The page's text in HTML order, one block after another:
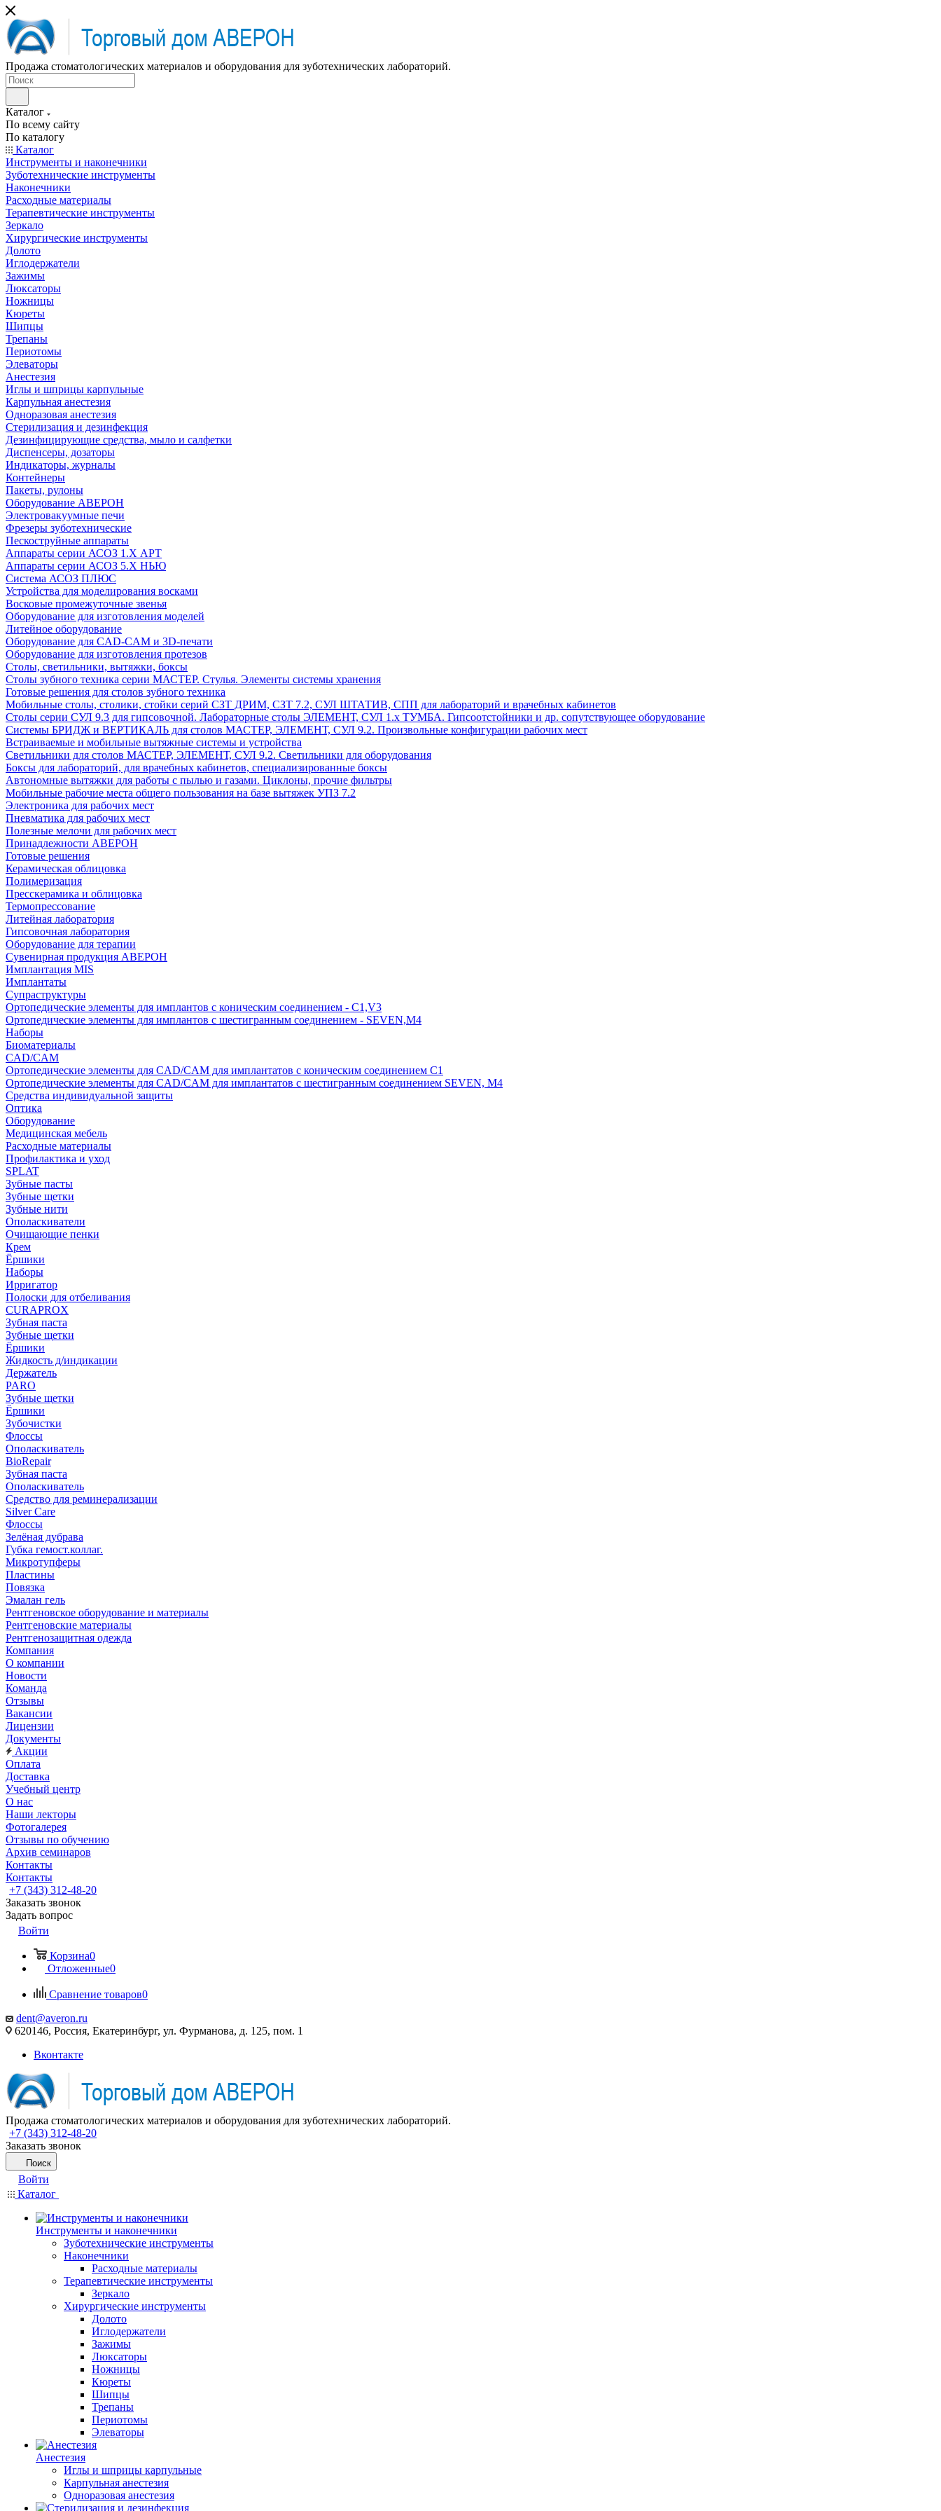
Продажа стоматологических материалов и оборудования для зуботехнических лабораторий.
Каталог
По всему сайту
По каталогу
Каталог
Инструменты и наконечники
Зуботехнические инструменты
Наконечники
Расходные материалы
Терапевтические инструменты
Зеркало
Хирургические инструменты
Долото
Иглодержатели
Зажимы
Люксаторы
Ножницы
Кюреты
Шипцы
Трепаны
Периотомы
Элеваторы
Анестезия
Иглы и шприцы карпульные
Карпульная анестезия
Одноразовая анестезия
Стерилизация и дезинфекция
Дезинфицирующие средства, мыло и салфетки
Диспенсеры, дозаторы
Индикаторы, журналы
Контейнеры
Пакеты, рулоны
Оборудование АВЕРОН
Электровакуумные печи
Фрезеры зуботехнические
Пескоструйные аппараты
Аппараты серии АСОЗ 1.Х АРТ
Аппараты серии АСОЗ 5.Х НЬЮ
Система АСОЗ ПЛЮС
Устройства для моделирования восками
Восковые промежуточные звенья
Оборудование для изготовления моделей
Литейное оборудование
Оборудование для CAD-CAM и 3D-печати
Оборудование для изготовления протезов
Cтолы, светильники, вытяжки, боксы
Столы зубного техника серии МАСТЕР. Стулья. Элементы системы хранения
Готовые решения для столов зубного техника
Мобильные столы, столики, стойки серий СЗТ ДРИМ, СЗТ 7.2, СУЛ ШТАТИВ, СПП для лабораторий и врачебных кабинетов
Столы серии СУЛ 9.3 для гипсовочной. Лабораторные столы ЭЛЕМЕНТ, СУЛ 1.х ТУМБА. Гипсоотстойники и др. сопутствующее оборудование
Системы БРИДЖ и ВЕРТИКАЛЬ для столов МАСТЕР, ЭЛЕМЕНТ, СУЛ 9.2. Произвольные конфигурации рабочих мест
Встраиваемые и мобильные вытяжные системы и устройства
Светильники для столов МАСТЕР, ЭЛЕМЕНТ, СУЛ 9.2. Светильники для оборудования
Боксы для лабораторий, для врачебных кабинетов, специализированные боксы
Автономные вытяжки для работы с пылью и газами. Циклоны, прочие фильтры
Мобильные рабочие места общего пользования на базе вытяжек УПЗ 7.2
Электроника для рабочих мест
Пневматика для рабочих мест
Полезные мелочи для рабочих мест
Принадлежности АВЕРОН
Готовые решения
Керамическая облицовка
Полимеризация
Пресскерамика и облицовка
Термопрессование
Литейная лаборатория
Гипсовочная лаборатория
Оборудование для терапии
Сувенирная продукция АВЕРОН
Имплантация MIS
Имплантаты
Супраструктуры
Ортопедические элементы для имплантов с коническим соединением - C1,V3
Ортопедические элементы для имплантов с шестигранным соединением - SEVEN,M4
Наборы
Биоматериалы
CAD/CAM
Ортопедические элементы для CAD/CAM для имплантатов с коническим соединением С1
Ортопедические элементы для CAD/CAM для имплантатов с шестигранным соединением SEVEN, М4
Средства индивидуальной защиты
Оптика
Оборудование
Медицинская мебель
Расходные материалы
Профилактика и уход
SPLAT
Зубные пасты
Зубные щетки
Зубные нити
Ополаскиватели
Очищающие пенки
Крем
Ёршики
Наборы
Ирригатор
Полоски для отбеливания
CURAPROX
Зубная паста
Зубные щетки
Ёршики
Жидкость д/индикации
Держатель
PARO
Зубные щетки
Ёршики
Зубочистки
Флоссы
Ополаскиватель
BioRepair
Зубная паста
Ополаскиватель
Средство для реминерализации
Silver Care
Флоссы
Зелёная дубрава
Губка гемост.коллаг.
Микротупферы
Пластины
Повязка
Эмалан гель
Рентгеновское оборудование и материалы
Рентгеновские материалы
Рентгенозащитная одежда
Компания
О компании
Новости
Команда
Отзывы
Вакансии
Лицензии
Документы
Акции
Оплата
Доставка
Учебный центр
О нас
Наши лекторы
Фотогалерея
Отзывы по обучению
Архив семинаров
Контакты
Контакты
+7 (343) 312-48-20
Заказать звонок
Задать вопрос
Войти
Корзина0
Отложенные0
Сравнение товаров0
dent@averon.ru
620146, Россия, Екатеринбург, ул. Фурманова, д. 125, пом. 1
Вконтакте
Продажа стоматологических материалов и оборудования для зуботехнических лабораторий.
+7 (343) 312-48-20
Заказать звонок
Поиск
Войти
Каталог
Инструменты и наконечники
Зуботехнические инструменты
Наконечники
Расходные материалы
Терапевтические инструменты
Зеркало
Хирургические инструменты
Долото
Иглодержатели
Зажимы
Люксаторы
Ножницы
Кюреты
Шипцы
Трепаны
Периотомы
Элеваторы
Анестезия
Иглы и шприцы карпульные
Карпульная анестезия
Одноразовая анестезия